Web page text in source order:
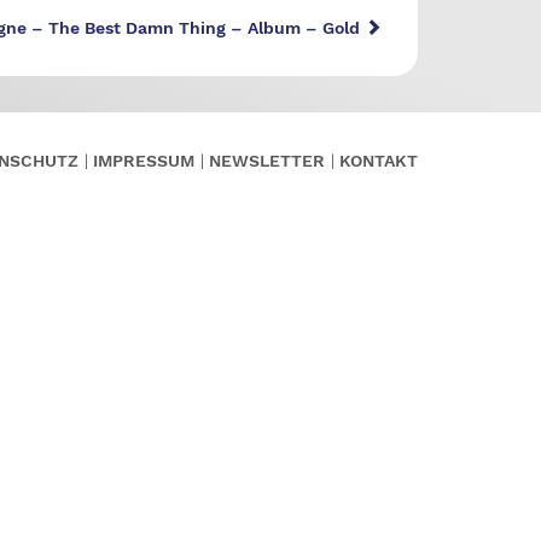
– The Best Damn Thing – Album – Gold
IMPRESSUM NEWSLETTER KONTAKT